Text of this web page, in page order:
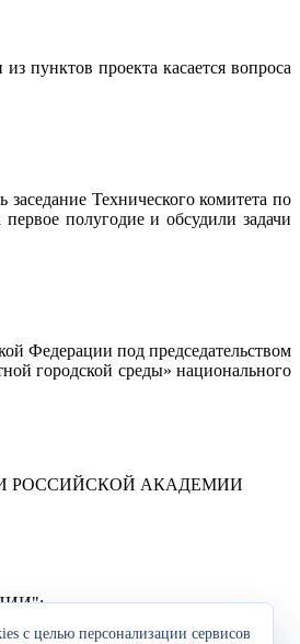
пунктов проекта касается вопроса
Технического комитета по
полугодие и обсудили задачи
Федерации под председательством
городской среды» национального
РОССИЙСКОЙ АКАДЕМИИ
:
с целью персонализации сервисов